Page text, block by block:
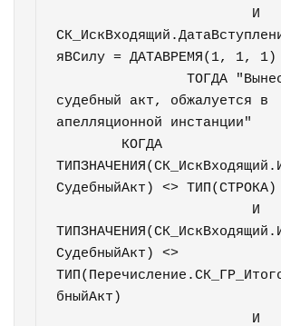
яВСилу = ДАТАВРЕМЯ(1, 1, 1)
		ТОГДА "Вынесен
судебный акт, обжалуется в
апелляционной инстанции"
СудебныйАкт) <> ТИП(СТРОКА)
СудебныйАкт) <>
бныйАкт)